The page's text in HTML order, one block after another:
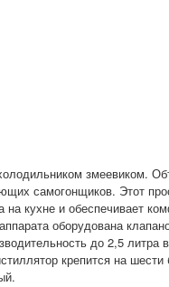
змеевиком.
самогонщиков. Этот
кухне и обеспечивает
оборудована
до 2,5 литра
крепится на